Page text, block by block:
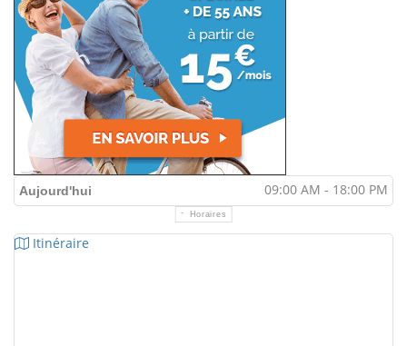
Aujourd'hui 09:00 AM - 18:00 PM
Horaires
Itinéraire